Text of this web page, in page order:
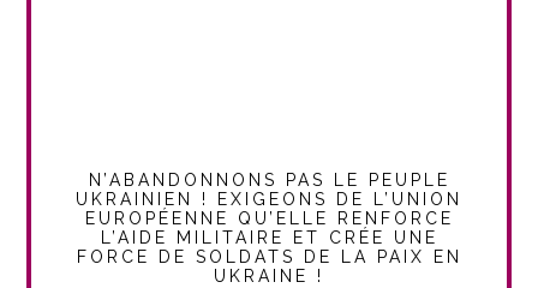
N’ABANDONNONS PAS LE PEUPLE
UKRAINIEN ! EXIGEONS DE L’UNION
EUROPÉENNE QU’ELLE RENFORCE
L’AIDE MILITAIRE ET CRÉE UNE
FORCE DE SOLDATS DE LA PAIX EN
UKRAINE !